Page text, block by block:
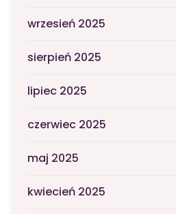
wrzesień 2025
sierpień 2025
lipiec 2025
czerwiec 2025
maj 2025
kwiecień 2025